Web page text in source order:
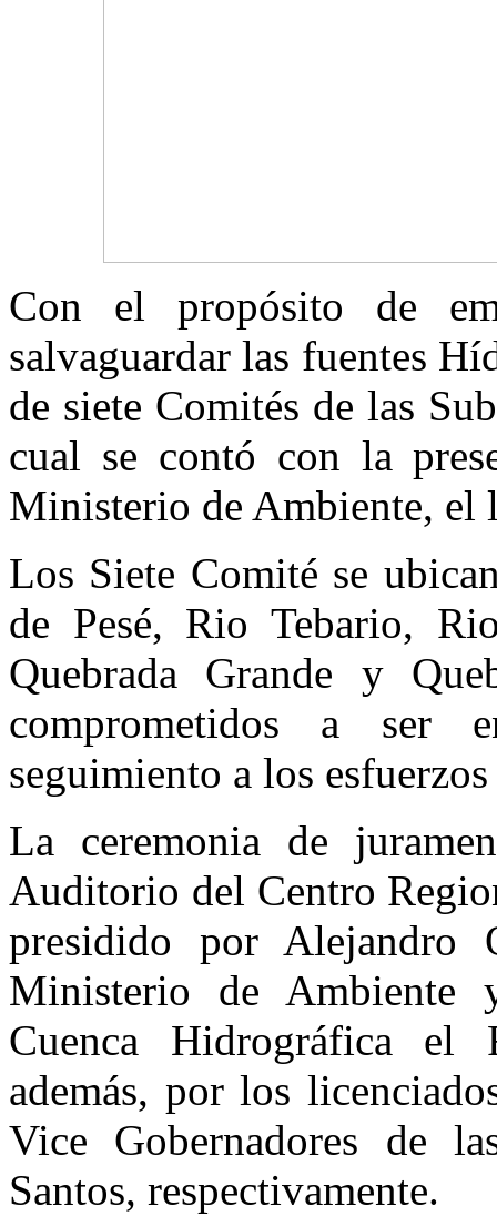
Con el propósito de
salvaguardar las fuentes
de siete Comités de las
cual se contó con la
Ministerio de Ambiente, el
Los Siete Comité se
de Pesé, Rio Tebario,
Quebrada Grande y
comprometidos a ser
seguimiento a los
La ceremonia de
Auditorio del Centro
presidido por Alejandro
Ministerio de Ambiente
Cuenca Hidrográfica
además, por los
Vice Gobernadores de
Santos, respectivamente.